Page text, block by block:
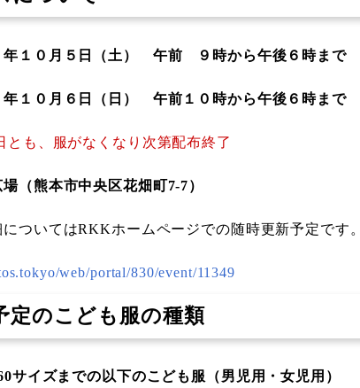
１０月５日（土） 午前 ９時から午後６時まで
月６日（日） 午前１０時から午後６時まで
も、服がなくなり次第配布終了
（熊本市中央区花畑町7-7）
ついてはRKKホームページでの随時更新予定です
web/portal/830/event/11349
定のこども服の種類
サイズまでの以下のこども服（男児用・女児用）